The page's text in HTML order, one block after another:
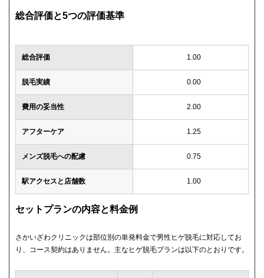
総合評価と5つの評価基準
総合評価 1.00
脱毛実績 0.00
費用の妥当性 2.00
アフターケア 1.25
メンズ脱毛への配慮 0.75
駅アクセスと店舗数 1.00
セットプランの内容と料金例
さかいざわクリニックは部位別の単発料金で男性ヒゲ脱毛に対応してお
り、コース契約はありません。主なヒゲ脱毛プランは以下のとおりです。